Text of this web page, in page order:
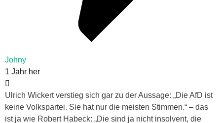
Johny
1 Jahr her
Ulrich Wickert verstieg sich gar zu der Aussage: „Die AfD ist
keine Volkspartei. Sie hat nur die meisten Stimmen.“ – das
ist ja wie Robert Habeck: „Die sind ja nicht insolvent, die